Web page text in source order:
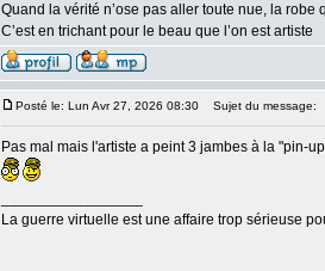
Quand la vérité n’ose pas aller toute nue, la robe
C’est en trichant pour le beau que l’on est artiste
Posté le: Lun Avr 27, 2026 08:30 Sujet du message:
Pas mal mais l'artiste a peint 3 jambes à la "pin-
La guerre virtuelle est une affaire trop sérieuse